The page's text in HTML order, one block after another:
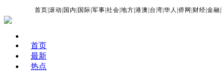
首页 |滚动 国内 国际 |军事 |社会 |地方 |港澳 台湾 |华人 |侨网 财经 |金融 |
首页
最新
热点